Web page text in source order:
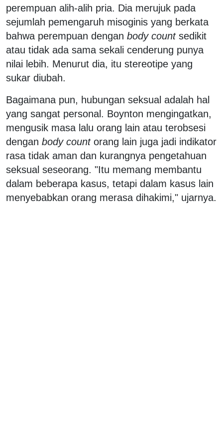
perempuan alih-alih pria. Dia merujuk pada
sejumlah pemengaruh misoginis yang berkata
bahwa perempuan dengan body countsedikit
atau tidak ada sama sekali cenderung punya
nilai lebih. Menurut dia, itu stereotipe yang
sukar diubah.
Bagaimana pun, hubungan seksual adalah hal
yang sangat personal. Boynton mengingatkan,
mengusik masa lalu orang lain atau terobsesi
dengan body countorang lain juga jadi indikator
rasa tidak aman dan kurangnya pengetahuan
seksual seseorang. "Itu memang membantu
dalam beberapa kasus, tetapi dalam kasus lain
menyebabkan orang merasa dihakimi," ujarnya.